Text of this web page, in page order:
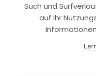
Datenschutz
Such und
auf Ihr